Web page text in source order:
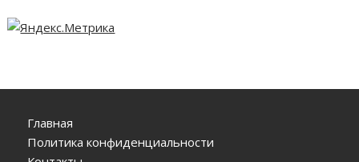
Главная
Политика конфиденциальности